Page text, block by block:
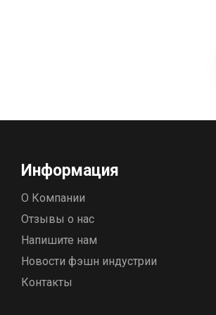
Информация
О Компании
Отзывы о нас
Напишите нам
Новости фэшн индустрии
Контакты